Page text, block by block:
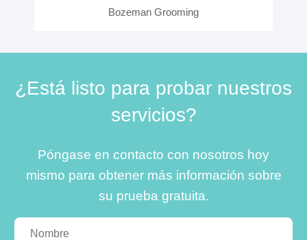
Bozeman Grooming
¿Está listo para probar nuestros
servicios?
Póngase en contacto con nosotros hoy
mismo para obtener más información sobre
su prueba gratuita.